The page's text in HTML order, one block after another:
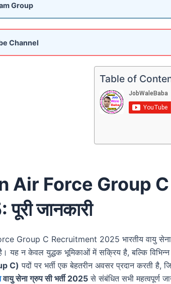
Group
Channel
Table of
Air Force Group
जानकारी
Group C Recruitment 2025 भारतीय वायु
है। यह न केवल युद्धक भूमिकाओं में सक्रिय है, बल्कि
C) पदों पर भर्ती एक बेहतरीन अवसर प्रदान करती है,
वायु सेना ग्रुप सी भर्ती 2025 से संबंधित सभी महत्वपूर्ण